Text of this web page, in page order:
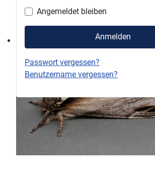
Angemeldet bleiben
Anmelden
Passwort vergessen?
Benutzername vergessen?